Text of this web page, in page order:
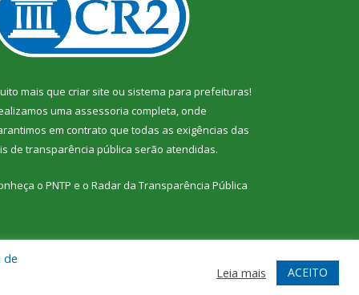
mais que criar site ou sistema para prefeituras!
uma assessoria completa, onde
em contrato que todas as exigências das
de transparência pública serão atendidas.
o PNTP e o Radar da Transparência Pública
Acessar Webmail
de
Leia mais ACEITO